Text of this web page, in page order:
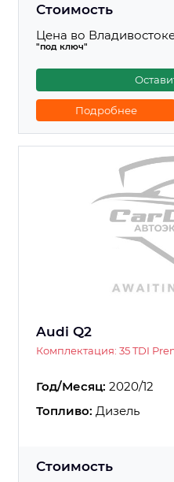
Стоимость
Цена во
"под ключ"
Подробнее
Audi Q2
Комплектация: 35 TDI
Год/Месяц: 2020/12
Топливо: Дизель
Стоимость